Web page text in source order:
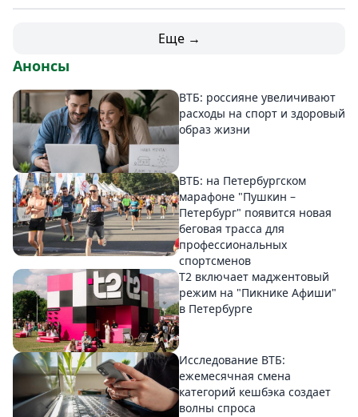
Еще →
Анонсы
ВТБ: россияне увеличивают
расходы на спорт и здоровый
образ жизни
ВТБ: на Петербургском
марафоне "Пушкин –
Петербург" появится новая
беговая трасса для
профессиональных
спортсменов
Т2 включает маджентовый
режим на "Пикнике Афиши"
в Петербурге
Исследование ВТБ:
ежемесячная смена
категорий кешбэка создает
волны спроса